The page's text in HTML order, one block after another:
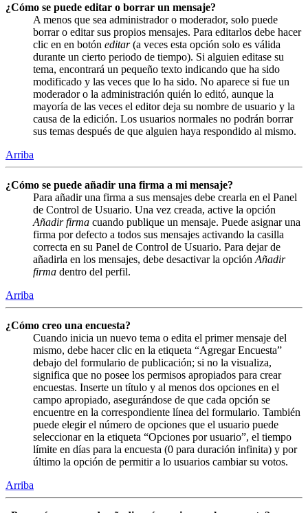
¿Cómo se puede editar o borrar un mensaje?
A menos que sea administrador o moderador, solo puede
borrar o editar sus propios mensajes. Para editarlos debe hacer
clic en en botón editar(a veces esta opción solo es válida
durante un cierto periodo de tiempo). Si alguien editase su
tema, encontrará un pequeño texto indicando que ha sido
modificado y las veces que lo ha sido. No aparece si fue un
moderador o la administración quién lo editó, aunque la
mayoría de las veces el editor deja su nombre de usuario y la
causa de la edición. Los usuarios normales no podrán borrar
sus temas después de que alguien haya respondido al mismo.
Arriba
¿Cómo se puede añadir una firma a mi mensaje?
Para añadir una firma a sus mensajes debe crearla en el Panel
de Control de Usuario. Una vez creada, active la opción
Añadir firma cuando publique un mensaje. Puede asignar una
firma por defecto a todos sus mensajes activando la casilla
correcta en su Panel de Control de Usuario. Para dejar de
añadirla en los mensajes, debe desactivar la opción Añadir
firma dentro del perfil.
Arriba
¿Cómo creo una encuesta?
Cuando inicia un nuevo tema o edita el primer mensaje del
mismo, debe hacer clic en la etiqueta “Agregar Encuesta”
debajo del formulario de publicación; si no la visualiza,
significa que no posee los permisos apropiados para crear
encuestas. Inserte un título y al menos dos opciones en el
campo apropiado, asegurándose de que cada opción se
encuentre en la correspondiente línea del formulario. También
puede elegir el número de opciones que el usuario puede
seleccionar en la etiqueta “Opciones por usuario”, el tiempo
límite en días para la encuesta (0 para duración infinita) y por
último la opción de permitir a lo usuarios cambiar su votos.
Arriba